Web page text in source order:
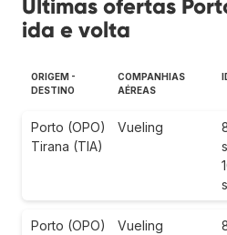
Últimas ofertas
ida e volta
ORIGEM -
DESTINO
COMPANHIAS
AÉREAS
Porto (OPO)
Tirana (TIA)
Vueling
Porto (OPO)
Vueling